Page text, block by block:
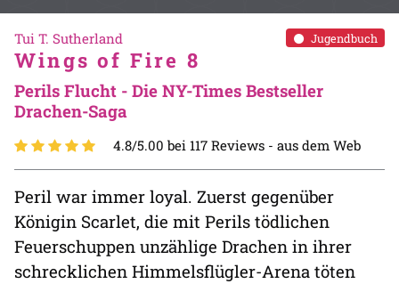
Jugendbuch
Tui T. Sutherland
Wings of Fire 8
Perils Flucht - Die NY-Times Bestseller
Drachen-Saga
4.8/5.00 bei 117 Reviews - aus dem Web
Peril war immer loyal. Zuerst gegenüber
Königin Scarlet, die mit Perils tödlichen
Feuerschuppen unzählige Drachen in ihrer
schrecklichen Himmelsflügler-Arena töten